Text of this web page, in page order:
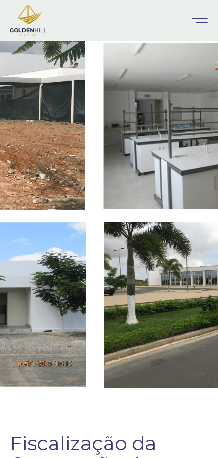
Fiscalização da